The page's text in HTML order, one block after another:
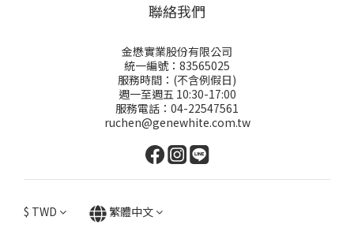
聯絡我們
金懋實業股份有限公司
統一編號：83565025
服務時間：(不含例假日)
週一至週五 10:30-17:00
服務電話：04-22547561
ruchen@genewhite.com.tw
$ TWD 繁體中文